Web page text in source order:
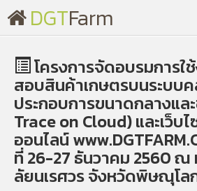
DGTFarm
โครงการจัดอบรมการใ
สอบสินค้าเกษตรบนระบบ
ประกอบการขนาดกลางแล
Trace on Cloud) และเว็บ
ออนไลน์
ที่ 26-27 ธันวาคม 2560 ณ
ลัยนเรศวร จังหวัดพิษณุโล